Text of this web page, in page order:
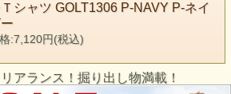
シャツ GOLT1306 P-NAVY P-ネイ
:7,120円(税込)
アランス！掘り出し物満載！